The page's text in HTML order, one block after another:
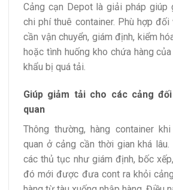
Cảng cạn Depot là giải pháp giúp
chi phí thuê container. Phù hợp
cần vận chuyển, giám định, kiểm
hoặc tình huống kho chứa hàng
khẩu bị quá tải.
Giúp giảm tải cho các cảng
quan
Thông thường, hàng container
quan ở cảng cần thời gian khá
các thủ tục như giám định, bốc
đó mới được đưa cont ra khỏi